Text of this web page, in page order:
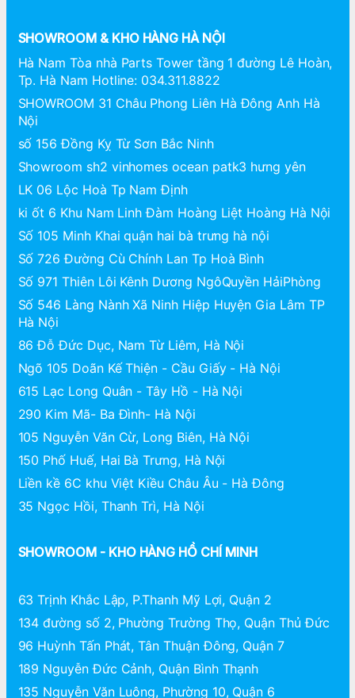
SHOWROOM & KHO HÀNG HÀ NỘI
Hà Nam Tòa nhà Parts Tower tầng 1 đường Lê Hoàn,
Tp. Hà Nam Hotline: 034.311.8822
SHOWROOM 31 Châu Phong Liên Hà Đông Anh Hà
Nội
số 156 Đồng Kỵ Từ Sơn Bắc Ninh
Showroom sh2 vinhomes ocean patk3 hưng yên
LK 06 Lộc Hoà Tp Nam Định
ki ốt 6 Khu Nam Linh Đàm Hoàng Liệt Hoàng Hà Nội
Số 105 Minh Khai quận hai bà trưng hà nội
Số 726 Đường Cù Chính Lan Tp Hoà Bình
Số 971 Thiên Lôi Kênh Dương NgôQuyền HảiPhòng
Số 546 Làng Nành Xã Ninh Hiệp Huyện Gia Lâm TP
Hà Nội
86 Đỗ Đức Dục, Nam Từ Liêm, Hà Nội
Ngõ 105 Doãn Kế Thiện - Cầu Giấy - Hà Nội
615 Lạc Long Quân - Tây Hồ - Hà Nội
290 Kim Mã- Ba Đình- Hà Nội
105 Nguyễn Văn Cừ, Long Biên, Hà Nội
150 Phố Huế, Hai Bà Trưng, Hà Nội
Liền kề 6C khu Việt Kiều Châu Âu - Hà Đông
35 Ngọc Hồi, Thanh Trì, Hà Nội
SHOWROOM - KHO HÀNG HỒ CHÍ MINH
63 Trịnh Khắc Lập, P.Thanh Mỹ Lợi, Quận 2
134 đường số 2, Phường Trường Thọ, Quận Thủ Đức
96 Huỳnh Tấn Phát, Tân Thuận Đông, Quận 7
189 Nguyễn Đức Cảnh, Quận Bình Thạnh
135 Nguyễn Văn Luông, Phường 10, Quận 6